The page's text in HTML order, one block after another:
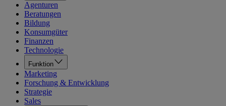
Agenturen
Beratungen
Bildung
Konsumgüter
Finanzen
Technologie
Funktion
Marketing
Forschung & Entwicklung
Strategie
Sales